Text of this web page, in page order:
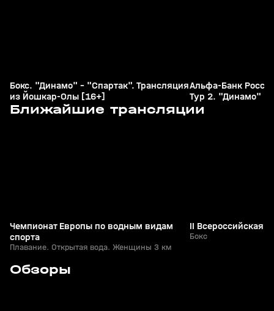
Бокс. "Динамо" - "Спартак". Трансляция
из Йошкар-Олы [16+]
Альфа-Банк
Тур 2. "Динамо"
"Локомотив" [6+]
Ближайшие трансляции
Сегодня, 09:55
Чемпионат Европы по водным видам
спорта
Плавание. Открытая вода. Женщины 3 км
Сегодня, 10:55
II Всероссийская
Бокс
Обзоры
06 авг, 22:47